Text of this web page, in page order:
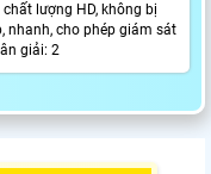
lượng HD, không bị
nhanh, cho phép giám sát
giải: 2